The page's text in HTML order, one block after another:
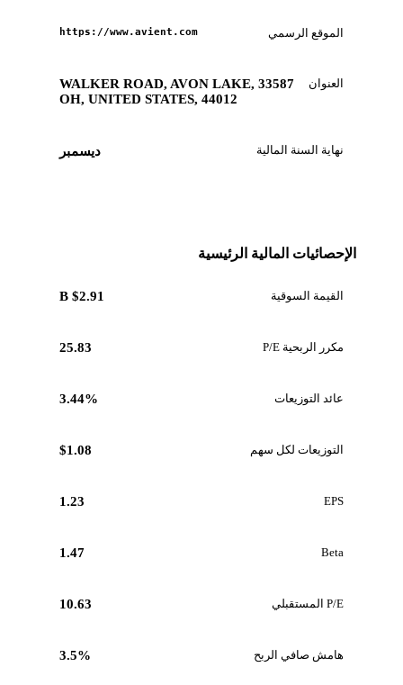
الموقع الرسمي https://www.avient.com
العنوان
33587 WALKER ROAD, AVON LAKE,
OH, UNITED STATES, 44012
نهاية السنة المالية ديسمبر
الإحصائيات المالية الرئيسية
القيمة السوقية $2.91 B
مكرر الربحية P/E 25.83
عائد التوزيعات 3.44%
التوزيعات لكل سهم $1.08
EPS
1.23
Beta
1.47
P/E المستقبلي 10.63
هامش صافي الربح 3.5%